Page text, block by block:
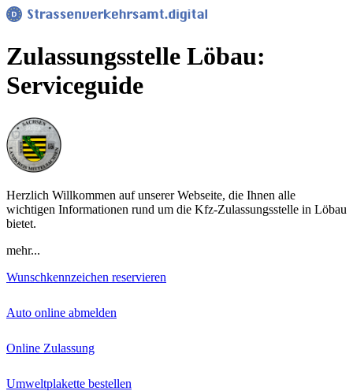
Zulassungsstelle Löbau:
Serviceguide
Herzlich Willkommen auf unserer Webseite, die Ihnen alle
wichtigen Informationen rund um die Kfz-Zulassungsstelle in Löbau
bietet.
mehr...
Wunschkennzeichen reservieren
Auto online abmelden
Online Zulassung
Umweltplakette bestellen